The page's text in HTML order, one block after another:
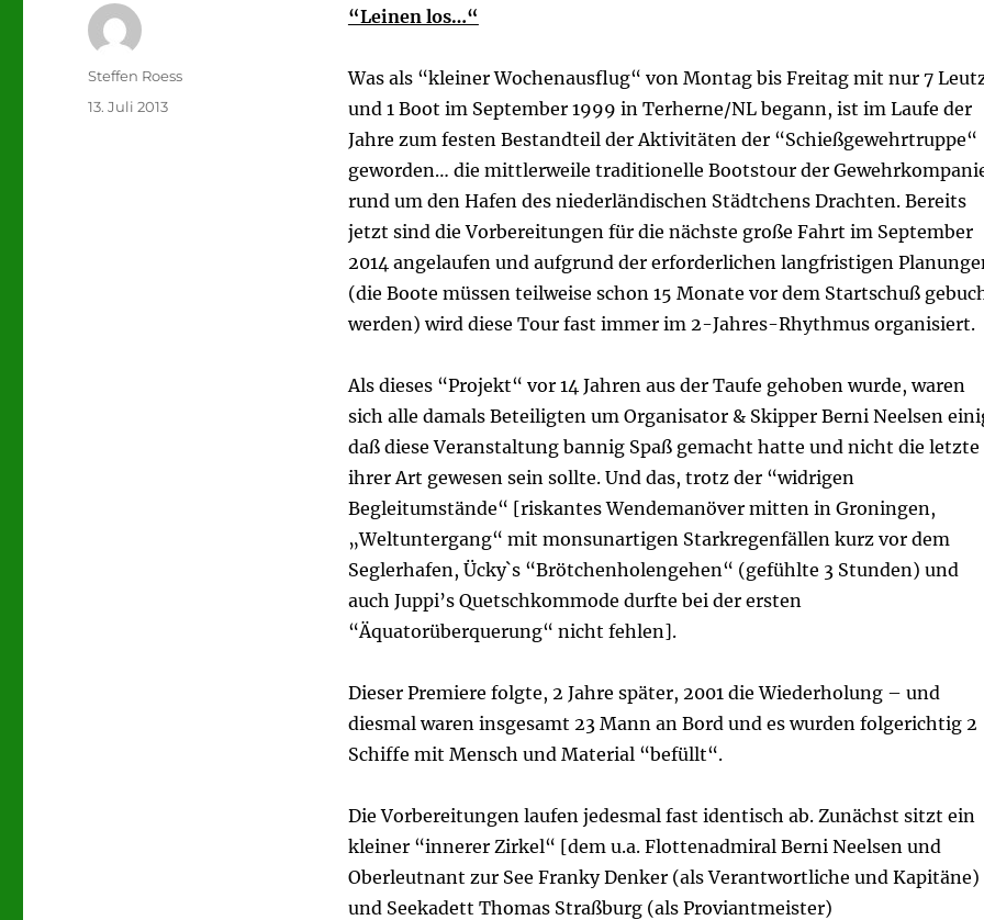
“Leinen los…“
Was als “kleiner Wochenausflug“ von Montag bis Freitag mit nur 7
und 1 Boot im September 1999 in Terherne/NL begann, ist im Laufe der
Jahre zum festen Bestandteil der Aktivitäten der “Schießgewehrtruppe“
geworden… die mittlerweile traditionelle Bootstour der
rund um den Hafen des niederländischen Städtchens Drachten. Bereits
jetzt sind die Vorbereitungen für die nächste große Fahrt im September
2014 angelaufen und aufgrund der erforderlichen langfristigen
(die Boote müssen teilweise schon 15 Monate vor dem Startschuß
werden) wird diese Tour fast immer im 2-Jahres-Rhythmus organisiert.
Als dieses “Projekt“ vor 14 Jahren aus der Taufe gehoben wurde, waren
sich alle damals Beteiligten um Organisator & Skipper Berni Neelsen
daß diese Veranstaltung bannig Spaß gemacht hatte und nicht die letzte
ihrer Art gewesen sein sollte. Und das, trotz der “widrigen
Begleitumstände“ [riskantes Wendemanöver mitten in Groningen,
„Weltuntergang“ mit monsunartigen Starkregenfällen kurz vor dem
Seglerhafen, Ücky`s “Brötchenholengehen“ (gefühlte 3 Stunden) und
auch Juppi’s Quetschkommode durfte bei der ersten
“Äquatorüberquerung“ nicht fehlen].
Dieser Premiere folgte, 2 Jahre später, 2001 die Wiederholung – und
diesmal waren insgesamt 23 Mann an Bord und es wurden folgerichtig 2
Schiffe mit Mensch und Material “befüllt“.
Die Vorbereitungen laufen jedesmal fast identisch ab. Zunächst sitzt ein
kleiner “innerer Zirkel“ [dem u.a. Flottenadmiral Berni Neelsen und
Oberleutnant zur See Franky Denker (als Verantwortliche und Kapitäne)
und Seekadett Thomas Straßburg (als Proviantmeister)
Autor
Steffen Roess
Veröffentlicht
13. Juli 2013